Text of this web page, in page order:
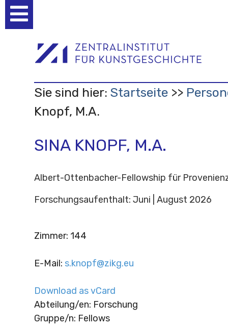
Werkzeuge
Sie sind hier: Startseite
Knopf, M.A.
SINA KNOPF, M.A.
Albert-Ottenbacher-Fellowship für
Forschungsaufenthalt: Juni | August 2026
Zimmer: 144
E-Mail: s.knopf@zikg.eu
Download as vCard
Abteilung/en: Forschung
Gruppe/n: Fellows